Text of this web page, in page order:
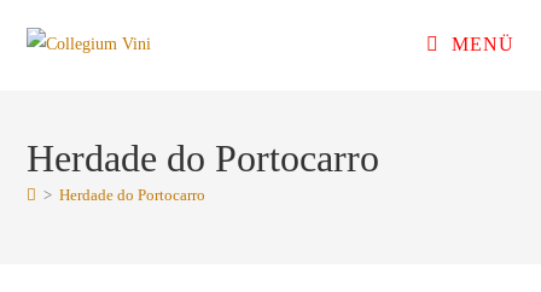
Inhalt
MENÜ
Herdade do Portocarro
> Herdade do Portocarro